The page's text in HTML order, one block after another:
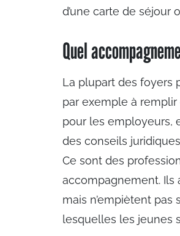
d’une carte de séjour
Quel
La plupart des foyers
par exemple à
pour les employeurs,
des conseils
Ce sont des
accompagnement. Ils
mais n’empiètent pas
lesquelles les jeunes